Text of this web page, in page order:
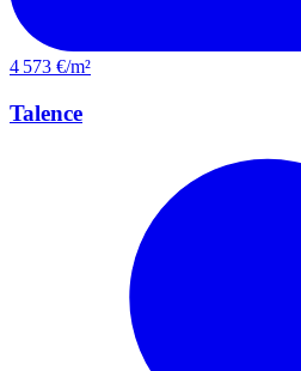
4 573 €/m²
Talence